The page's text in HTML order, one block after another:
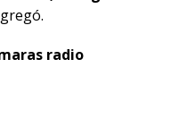
radio